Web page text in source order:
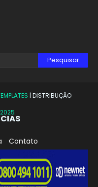
| DISTRIBUÇÃO
Contato